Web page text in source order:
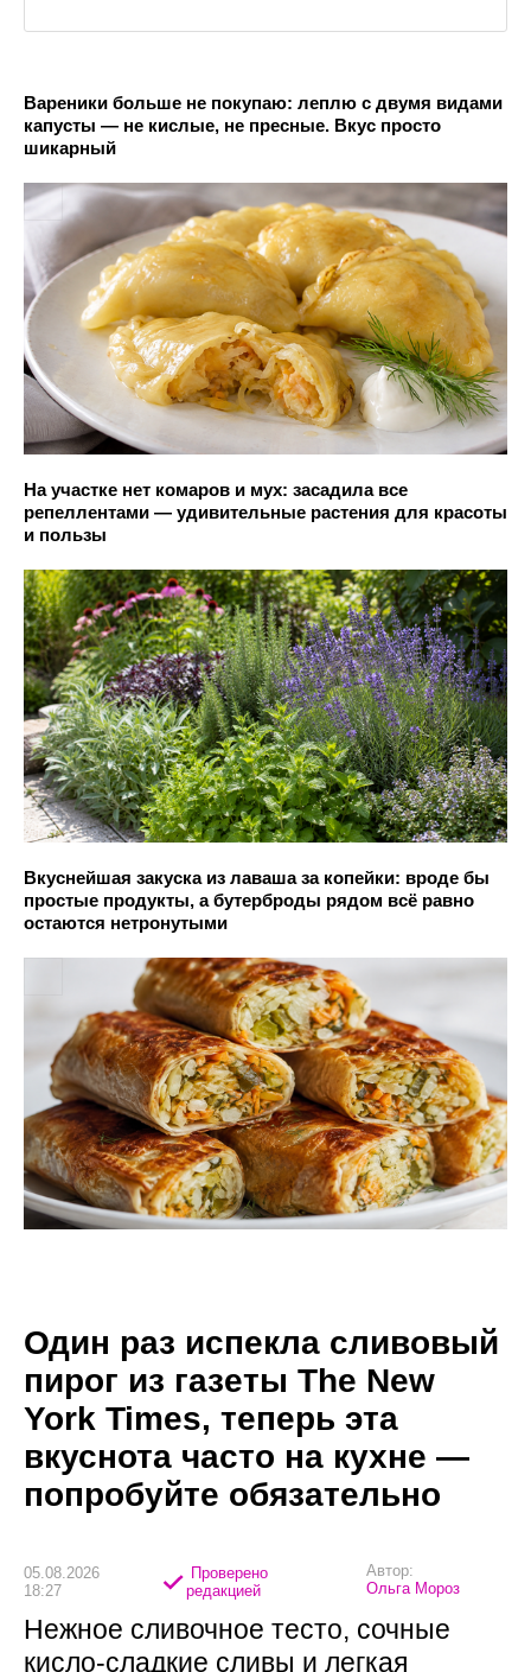
Вареники больше не покупаю: леплю с двумя видами
капусты — не кислые, не пресные. Вкус просто
шикарный
На участке нет комаров и мух: засадила все
репеллентами — удивительные растения для красоты
и пользы
Вкуснейшая закуска из лаваша за копейки: вроде бы
простые продукты, а бутерброды рядом всё равно
остаются нетронутыми
Один раз испекла сливовый
пирог из газеты The New
York Times, теперь эта
вкуснота часто на кухне —
попробуйте обязательно
05.08.2026
18:27
Проверено
редакцией
Автор:
Ольга Мороз
Нежное сливочное тесто, сочные
кисло-сладкие сливы и легкая